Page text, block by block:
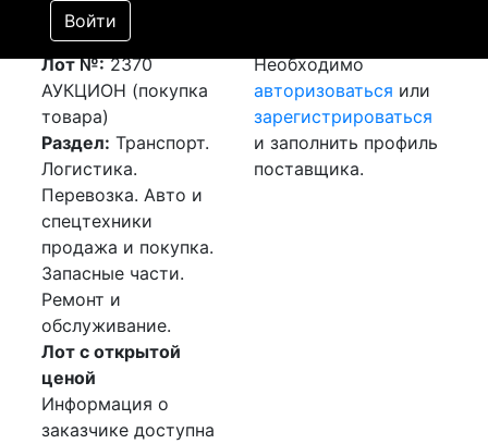
Войти
[Завершен]
Победитель выбран
Лот №:2370
АУКЦИОН (покупка
товара)
Раздел: Транспорт.
Логистика.
Перевозка. Авто и
спецтехники
продажа и покупка.
Запасные части.
Ремонт и
обслуживание.
Лот с открытой
ценой
Информация о
заказчике доступна
Необходимо
авторизоваться или
зарегистрироваться
и заполнить профиль
поставщика.